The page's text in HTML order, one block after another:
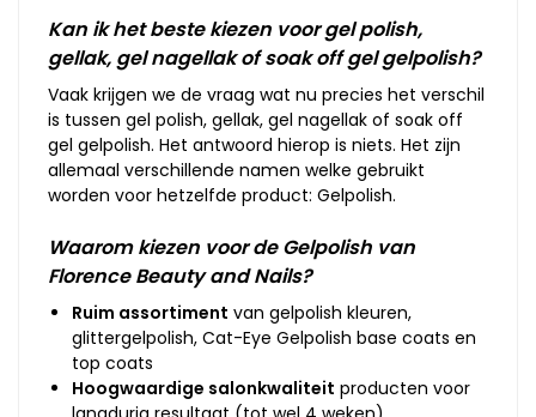
Kan ik het beste kiezen voor gel polish,
gellak, gel nagellak of soak off gel gelpolish?
Vaak krijgen we de vraag wat nu precies het verschil
is tussen gel polish, gellak, gel nagellak of soak off
gel gelpolish. Het antwoord hierop is niets. Het zijn
allemaal verschillende namen welke gebruikt
worden voor hetzelfde product: Gelpolish.
Waarom kiezen voor de Gelpolish van
Florence Beauty and Nails?
Ruim assortiment van gelpolish kleuren,
glittergelpolish, Cat-Eye Gelpolish base coats en
top coats
Hoogwaardige salonkwaliteit producten voor